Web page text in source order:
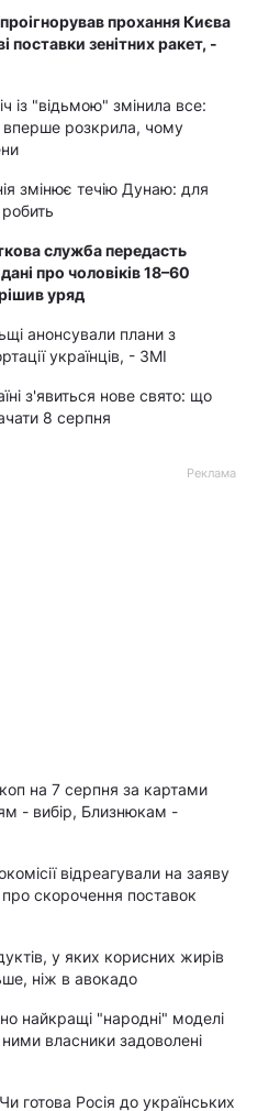
прохання Києва
поставки зенітних ракет, -
із "відьмою" змінила все:
вперше розкрила, чому
змінює течію Дунаю: для
служба передасть
про чоловіків 18–60
уряд
анонсували плани з
українців, - ЗМІ
з'явиться нове свято: що
8 серпня
Реклама
на 7 серпня за картами
- вибір, Близнюкам -
відреагували на заяву
скорочення поставок
у яких корисних жирів
ніж в авокадо
найкращі "народні" моделі
власники задоволені
Чи готова Росія до українських